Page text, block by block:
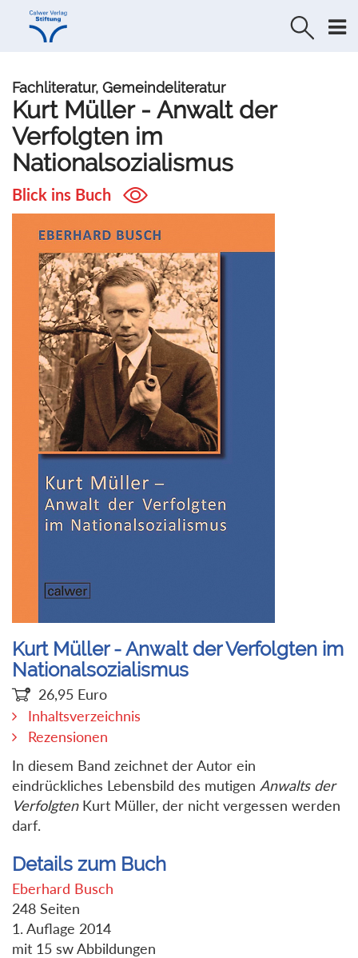
Direkt
Direkt
Fachliteratur, Gemeindeliteratur
Kurt Müller - Anwalt der
Verfolgten im
Nationalsozialismus
Blick ins Buch
Kurt Müller - Anwalt der Verfolgten im
Nationalsozialismus
26,95 Euro
Inhaltsverzeichnis
Rezensionen
In diesem Band zeichnet der Autor ein
eindrückliches Lebensbild des mutigen Anwalts der
VerfolgtenKurt Müller, der nicht vergessen werden
darf.
Details zum Buch
Eberhard Busch
248 Seiten
1. Auflage 2014
mit 15 sw Abbildungen